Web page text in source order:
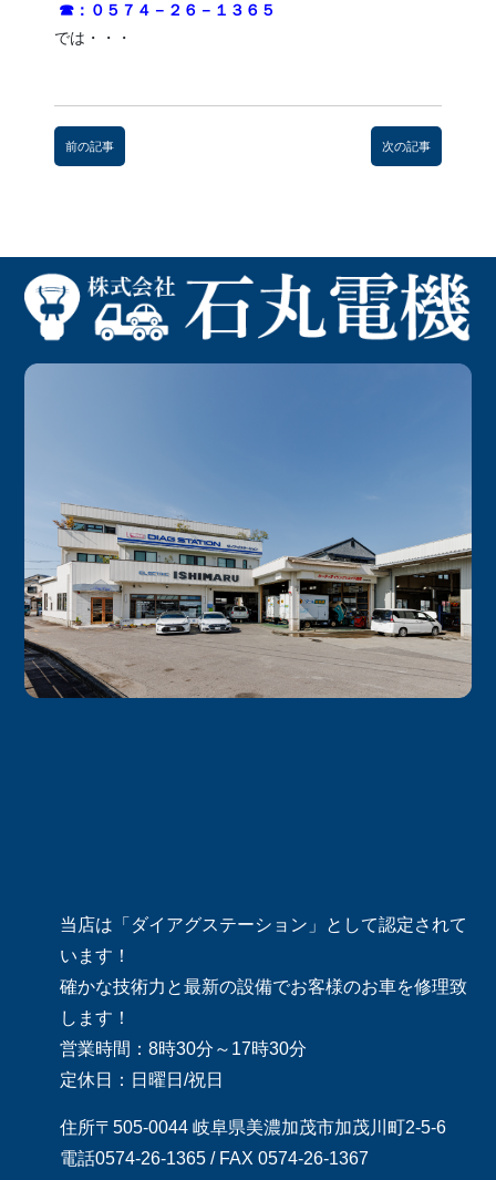
☎：０５７４－２６－１３６５
では・・・
前
後
へ
の
前の記事 次の記事
当店は「ダイアグステーション」として認定されて
います！
確かな技術力と最新の設備でお客様のお車を修理致
します！
営業時間：8時30分～17時30分
定休日：日曜日/祝日
住所〒505-0044 岐阜県美濃加茂市加茂川町2-5-6
電話0574-26-1365 / FAX 0574-26-1367